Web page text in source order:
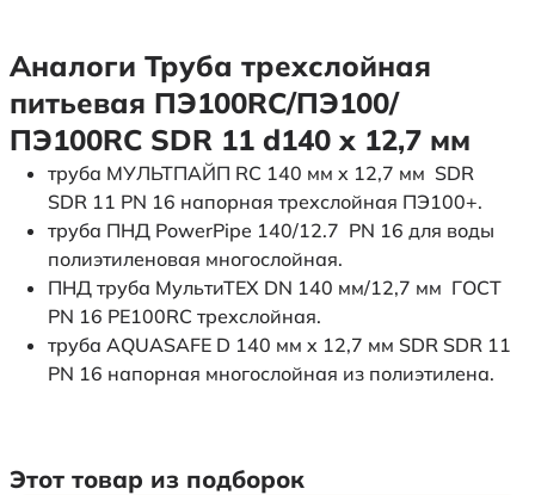
Аналоги Труба трехслойная
питьевая ПЭ100RC/ПЭ100/
ПЭ100RC SDR 11 d140 х 12,7 мм
труба МУЛЬТПАЙП RC 140 мм x 12,7 мм SDR
SDR 11 PN 16 напорная трехслойная ПЭ100+.
труба ПНД PowerPipe 140/12.7 PN 16 для воды
полиэтиленовая многослойная.
ПНД труба МультиТЕХ DN 140 мм/12,7 мм ГОСТ
PN 16 PE100RC трехслойная.
труба AQUASAFE D 140 мм x 12,7 мм SDR SDR 11
PN 16 напорная многослойная из полиэтилена.
Этот товар из подборок